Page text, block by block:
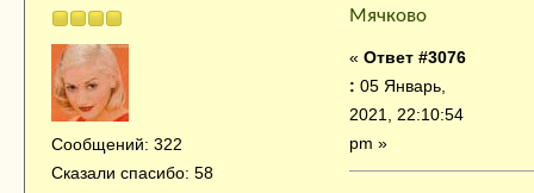
Сообщений: 322
Сказали спасибо: 58
Мячково
« Ответ #3076
: 05 Январь,
2021, 22:10:54
pm »